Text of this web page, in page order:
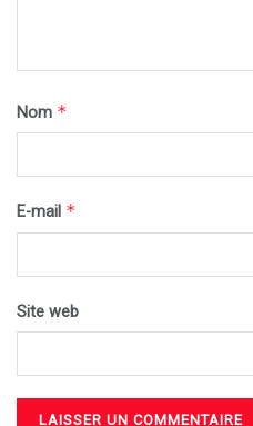
Nom *
E-mail *
Site web